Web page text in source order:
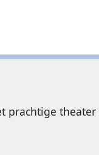
prachtige